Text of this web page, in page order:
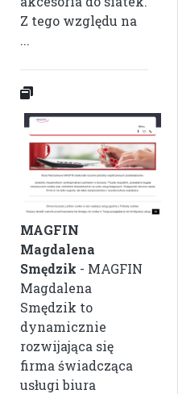
Z tego względu na
...
MAGFIN
Magdalena
Smędzik - MAGFIN
Magdalena
Smędzik to
dynamicznie
rozwijająca się
firma świadcząca
usługi biura